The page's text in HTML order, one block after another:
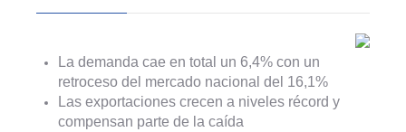
La demanda cae en total un 6,4% con un
retroceso del mercado nacional del 16,1%
Las exportaciones crecen a niveles récord y
compensan parte de la caída